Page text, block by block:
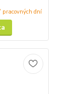
pracovných dní